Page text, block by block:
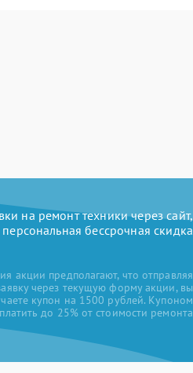
на ремонт техники через сайт,
персональная бессрочная скидка
акции предполагают, что отправляя
через текущую форму акции, вы
купон на 1500 рублей. Купоном
до 25% от стоимости ремонта